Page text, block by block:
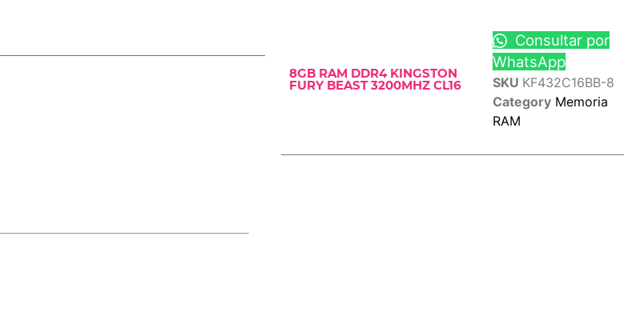
8GB RAM DDR4 KINGSTON
FURY BEAST 3200MHZ CL16
Consultar por
WhatsApp
SKU KF432C16BB-8
Category Memoria
RAM